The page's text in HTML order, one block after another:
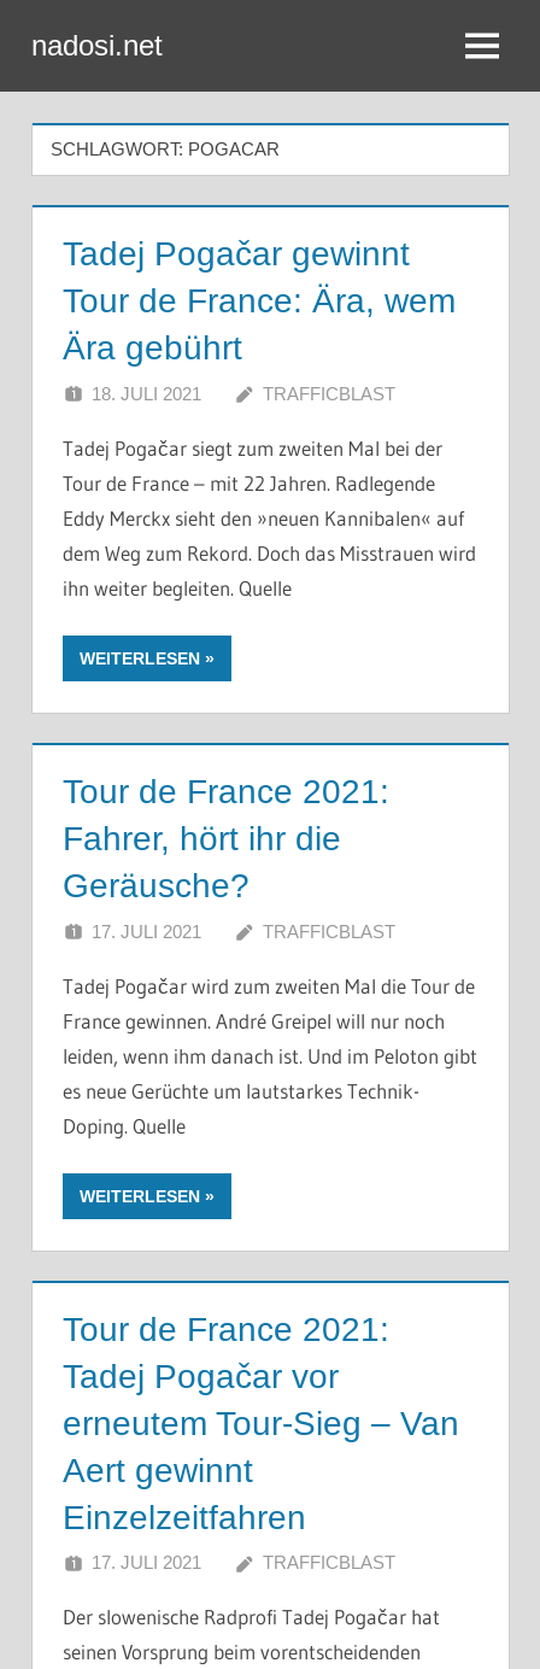
Inhalt
springen
nadosi.net Menü
SCHLAGWORT: POGACAR
Tadej Pogačar gewinnt
Tour de France: Ära, wem
Ära gebührt
18. JULI 2021 TRAFFICBLAST
Tadej Pogačar siegt zum zweiten Mal bei der
Tour de France – mit 22 Jahren. Radlegende
Eddy Merckx sieht den »neuen Kannibalen« auf
dem Weg zum Rekord. Doch das Misstrauen wird
ihn weiter begleiten. Quelle
WEITERLESEN
Tour de France 2021:
Fahrer, hört ihr die
Geräusche?
17. JULI 2021 TRAFFICBLAST
Tadej Pogačar wird zum zweiten Mal die Tour de
France gewinnen. André Greipel will nur noch
leiden, wenn ihm danach ist. Und im Peloton gibt
es neue Gerüchte um lautstarkes Technik-
Doping. Quelle
WEITERLESEN
Tour de France 2021:
Tadej Pogačar vor
erneutem Tour-Sieg – Van
Aert gewinnt
Einzelzeitfahren
17. JULI 2021 TRAFFICBLAST
Der slowenische Radprofi Tadej Pogačar hat
seinen Vorsprung beim vorentscheidenden